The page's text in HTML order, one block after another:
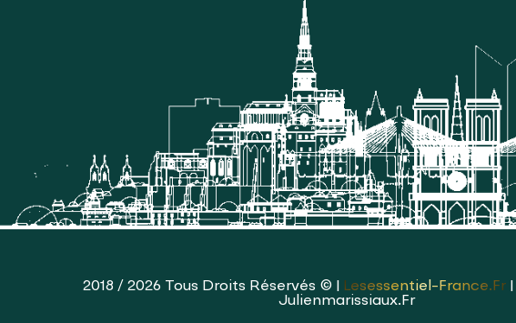
2018 / 2026 Tous Droits Réservés © | Lesessentiel-France.fr
Julienmarissiaux.fr